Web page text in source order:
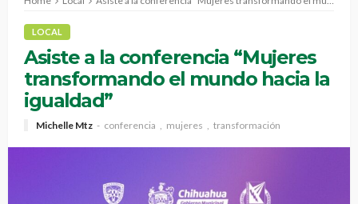
LOCAL
Asiste a la conferencia “Mujeres
transformando el mundo hacia la
igualdad”
Michelle Mtz conferencia mujeres transformación